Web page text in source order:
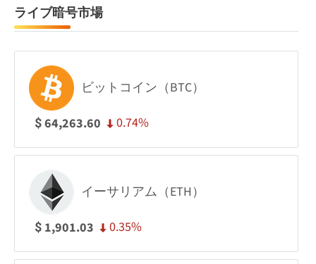
ライブ暗号市場
ビットコイン（BTC）
$64,263.60 0.74%
イーサリアム（ETH）
$ 1,901.03 0.35%